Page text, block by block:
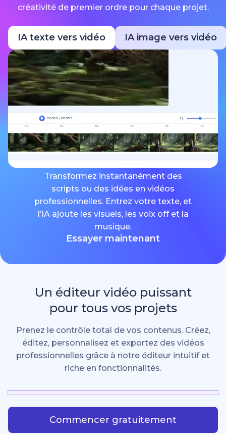
créativité de premier ordre pour chaque projet.
IA texte vers vidéo IA image vers vidéo
Transformez instantanément des
scripts ou des idées en vidéos
professionnelles. Entrez votre texte, et
l’IA ajoute les visuels, les voix off et la
musique.
Essayer maintenant
Un éditeur vidéo puissant
pour tous vos projets
Prenez le contrôle total de vos contenus. Créez,
éditez, personnalisez et exportez des vidéos
professionnelles grâce à notre éditeur intuitif et
riche en fonctionnalités.
Commencer gratuitement